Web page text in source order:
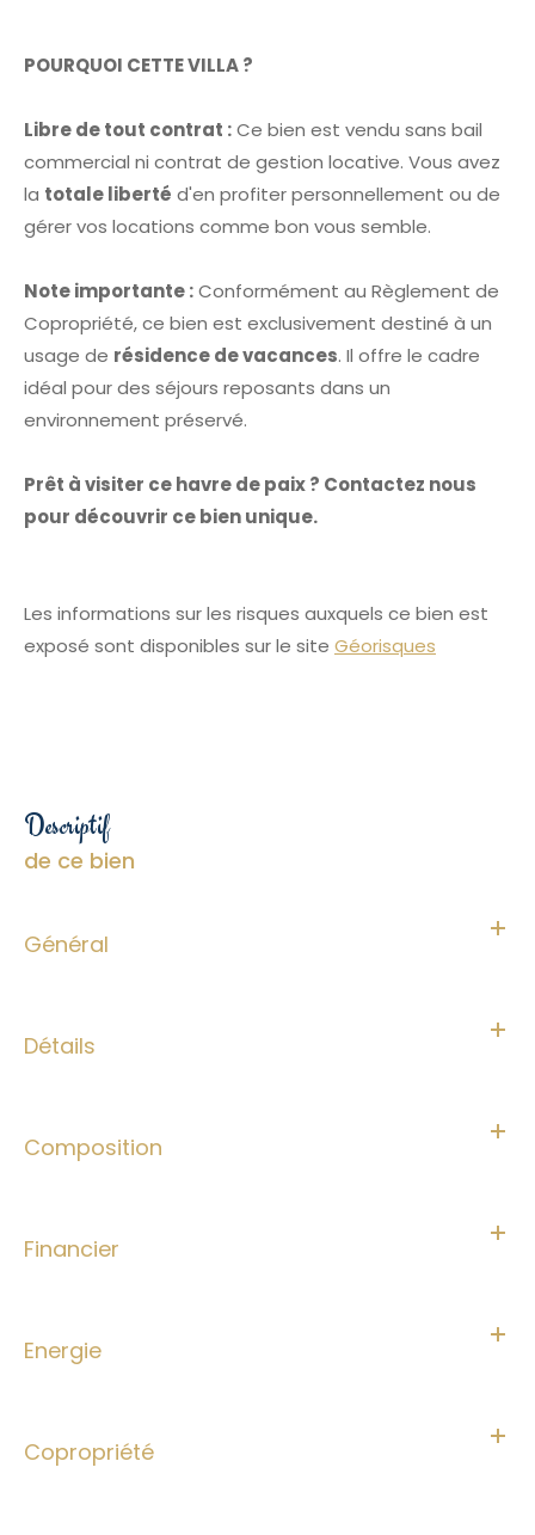
POURQUOI CETTE VILLA ?
Libre de tout contrat :Ce bien est vendu sans bail
commercial ni contrat de gestion locative. Vous avez
la totale liberté d'en profiter personnellement ou de
gérer vos locations comme bon vous semble.
Note importante :Conformément au Règlement de
Copropriété, ce bien est exclusivement destiné à un
usage de résidence de vacances. Il offre le cadre
idéal pour des séjours reposants dans un
environnement préservé.
Prêt à visiter ce havre de paix ? Contactez nous
pour découvrir ce bien unique.
Les informations sur les risques auxquels ce bien est
exposé sont disponibles sur le site Géorisques
descriptif
de ce bien
Général
Détails
Composition
Financier
Energie
Copropriété